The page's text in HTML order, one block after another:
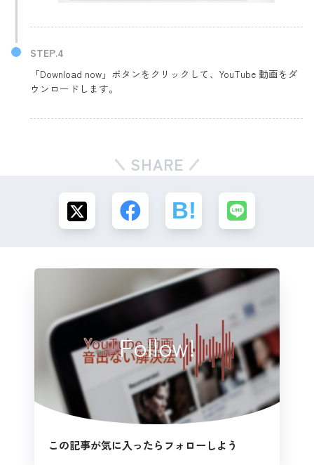
「Download now」ボタンをクリックして、YouTube 動画をダ
ウンロードします。
SHARE
Follow!
この記事が気に入ったらフォローしよう